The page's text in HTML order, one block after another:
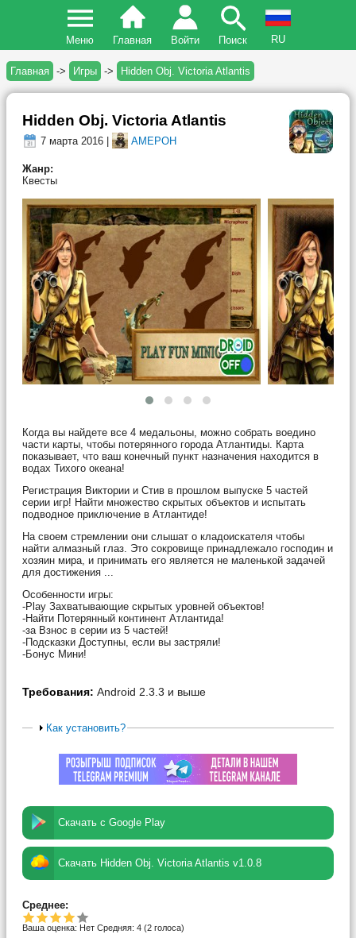
Меню Главная Войти Поиск RU
Главная -> Игры -> Hidden Obj. Victoria Atlantis
Hidden Obj. Victoria Atlantis
7 марта 2016 | AMEPOH
Жанр:
Квесты
Когда вы найдете все 4 медальоны, можно собрать воедино
части карты, чтобы потерянного города Атлантиды. Карта
показывает, что ваш конечный пункт назначения находится в
водах Тихого океана!
Регистрация Виктории и Стив в прошлом выпуске 5 частей
серии игр! Найти множество скрытых объектов и испытать
подводное приключение в Атлантиде!
На своем стремлении они слышат о кладоискателя чтобы
найти алмазный глаз. Это сокровище принадлежало господин и
хозяин мира, и принимать его является не маленькой задачей
для достижения ...
Особенности игры:
-Play Захватывающие скрытых уровней объектов!
-Найти Потерянный континент Атлантида!
-за Взнос в серии из 5 частей!
-Подсказки Доступны, если вы застряли!
-Бонус Мини!
Требования: Android 2.3.3 и выше
Как установить?
Скачать с Google Play
Скачать Hidden Obj. Victoria Atlantis v1.0.8
Среднее:
Ваша оценка: Нет Средняя: 4 (2 голоса)